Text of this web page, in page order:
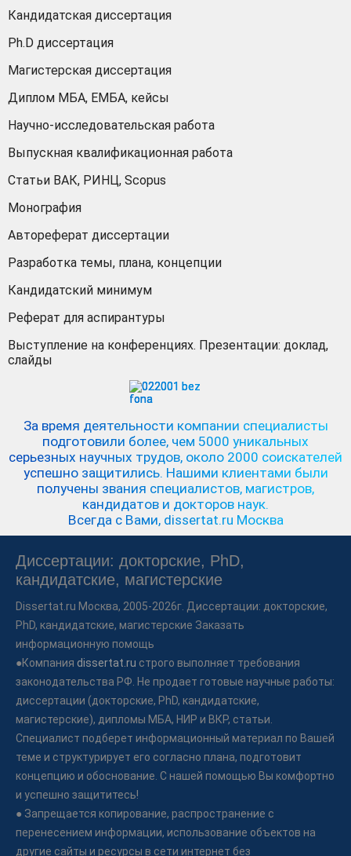
Кандидатская диссертация
Ph.D диссертация
Магистерская диссертация
Диплом МБА, ЕМБА, кейсы
Научно-исследовательская работа
Выпускная квалификационная работа
Статьи ВАК, РИНЦ, Scopus
Монография
Автореферат диссертации
Разработка темы, плана, концепции
Кандидатский минимум
Реферат для аспирантуры
Выступление на конференциях. Презентации: доклад,
слайды
За время деятельности компании специалисты
подготовили более, чем 5000 уникальных
серьезных научных трудов, около 2000 соискателей
успешно защитились. Нашими клиентами были
получены звания специалистов, магистров,
кандидатов и докторов наук.
Всегда с Вами, dissertat.ru Москва
Диссертации: докторские, PhD,
кандидатские, магистерские
Dissertat.ru Москва, 2005-2026г. Диссертации: докторские,
PhD, кандидатские, магистерские Заказать
информационную помощь
●Компания dissertat.ru строго выполняет требования
законодательства РФ. Не продает готовые научные работы:
диссертации (докторские, PhD, кандидатские,
магистерские), дипломы МБА, НИР и ВКР, статьи.
Специалист подберет информационный материал по Вашей
теме и структурирует его согласно плана, подготовит
концепцию и обоснование. С нашей помощью Вы комфортно
и успешно защититесь!
● Запрещается копирование, распространение с
перенесением информации, использование объектов на
другие сайты и ресурсы в сети интернет без